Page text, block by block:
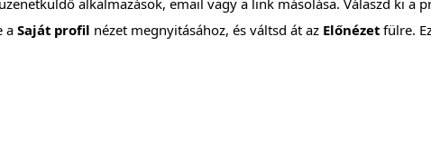
alkalmazások, email vagy a link másolása. Válaszd ki a
a Saját profil nézet megnyitásához, és váltsd át az Előnézet fülre.